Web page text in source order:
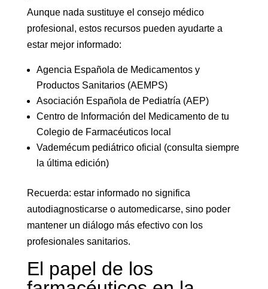
Aunque nada sustituye el consejo médico
profesional, estos recursos pueden ayudarte a
estar mejor informado:
Agencia Española de Medicamentos y
Productos Sanitarios (AEMPS)
Asociación Española de Pediatría (AEP)
Centro de Información del Medicamento de tu
Colegio de Farmacéuticos local
Vademécum pediátrico oficial (consulta siempre
la última edición)
Recuerda: estar informado no significa
autodiagnosticarse o automedicarse, sino poder
mantener un diálogo más efectivo con los
profesionales sanitarios.
El papel de los